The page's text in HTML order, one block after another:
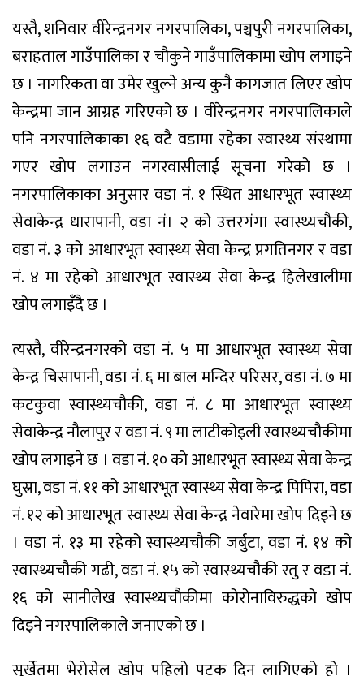
यस्तै, शनिवार वीरेन्द्रनगर नगरपालिका, पञ्चपुरी नगरपालिका,
बराहताल गाउँपालिका र चौकुने गाउँपालिकामा खोप लगाइने
छ । नागरिकता वा उमेर खुल्ने अन्य कुनै कागजात लिएर खोप
केन्द्रमा जान आग्रह गरिएको छ । वीरेन्द्रनगर नगरपालिकाले
पनि नगरपालिकाका १६ वटै वडामा रहेका स्वास्थ्य संस्थामा
गएर खोप लगाउन नगरवासीलाई सूचना गरेको छ ।
नगरपालिकाका अनुसार वडा नं. १ स्थित आधारभूत स्वास्थ्य
सेवाकेन्द्र धारापानी, वडा नं। २ को उत्तरगंगा स्वास्थ्यचौकी,
वडा नं. ३ को आधारभूत स्वास्थ्य सेवा केन्द्र प्रगतिनगर र वडा
नं. ४ मा रहेको आधारभूत स्वास्थ्य सेवा केन्द्र हिलेखालीमा
खोप लगाइँदै छ ।
त्यस्तै, वीरेन्द्रनगरको वडा नं. ५ मा आधारभूत स्वास्थ्य सेवा
केन्द्र चिसापानी, वडा नं. ६ मा बाल मन्दिर परिसर, वडा नं. ७ मा
कटकुवा स्वास्थ्यचौकी, वडा नं. ८ मा आधारभूत स्वास्थ्य
सेवाकेन्द्र नौलापुर र वडा नं. ९ मा लाटीकोइली स्वास्थ्यचौकीमा
खोप लगाइने छ । वडा नं. १० को आधारभूत स्वास्थ्य सेवा केन्द्र
घुस्रा, वडा नं. ११ को आधारभूत स्वास्थ्य सेवा केन्द्र पिपिरा, वडा
नं. १२ को आधारभूत स्वास्थ्य सेवा केन्द्र नेवारेमा खोप दिइने छ
। वडा नं. १३ मा रहेको स्वास्थ्यचौकी जर्बुटा, वडा नं. १४ को
स्वास्थ्यचौकी गढी, वडा नंं. १५ को स्वास्थ्यचौकी रतु र वडा नं.
१६ को सानीलेख स्वास्थ्यचौकीमा कोरोनाविरुद्धको खोप
दिइने नगरपालिकाले जनाएको छ ।
सुर्खेतमा भेरोसेल खोप पहिलो पटक दिन लागिएको हो ।